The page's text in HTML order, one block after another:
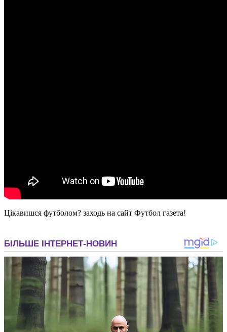
Цікавишся футболом? заходь на сайт Футбол газета!